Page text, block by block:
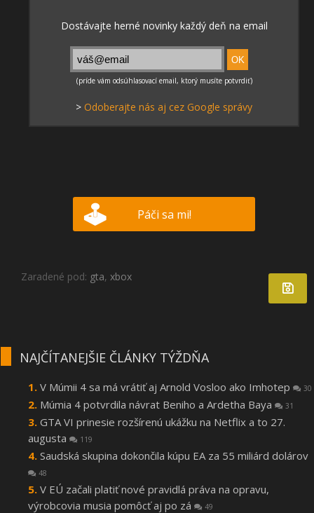
> Odoberajte nás aj cez Google správy
Páči sa mi!
Zaradené pod: gta, xbox
NAJČÍTANEJŠIE ČLÁNKY TÝŽDŇA
V Múmii 4 sa má vrátiť aj Arnold Vosloo ako Imhotep 30
Múmia 4 potvrdila návrat Beniho a Ardetha Baya 31
GTA VI prinesie rozšírenú ukážku na Netflix a to 27.
augusta
119
Saudská skupina dokončila kúpu EA za 55 miliárd dolárov
48
V EÚ začali platiť nové pravidlá práva na opravu,
výrobcovia musia pomôcť aj po zá
49